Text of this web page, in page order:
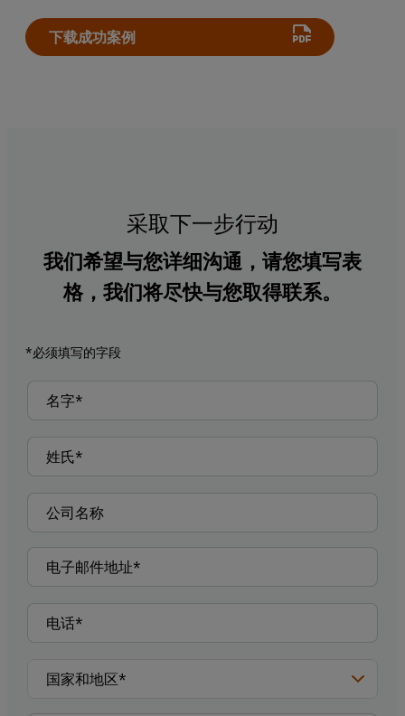
下载成功案例
采取下一步行动
我们希望与您详细沟通，请您填写表
格，我们将尽快与您取得联系。
*必须填写的字段